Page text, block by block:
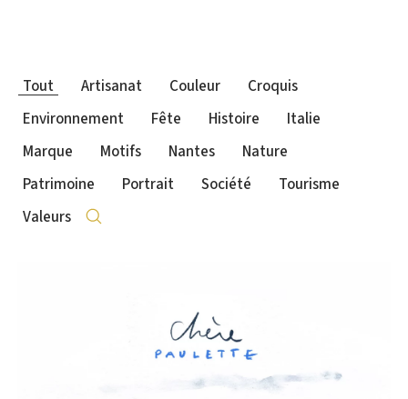
Tout Artisanat Couleur
Croquis
Environnement
Fête Histoire
Italie
Marque
Motifs Nantes
Nature
Patrimoine
Portrait Société
Tourisme
Valeurs